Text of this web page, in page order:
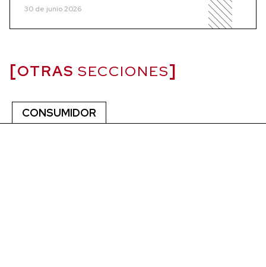
30 de junio 2026
OTRAS SECCIONES
CONSUMIDOR